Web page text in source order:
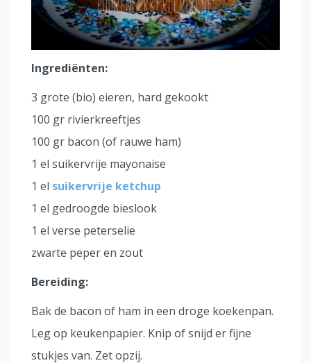
Ingrediënten:
3 grote (bio) eieren, hard gekookt
100 gr rivierkreeftjes
100 gr bacon (of rauwe ham)
1 el suikervrije mayonaise
1 el suikervrije ketchup
1 el gedroogde bieslook
1 el verse peterselie
zwarte peper en zout
Bereiding:
Bak de bacon of ham in een droge koekenpan.
Leg op keukenpapier. Knip of snijd er fijne
stukjes van. Zet opzij.